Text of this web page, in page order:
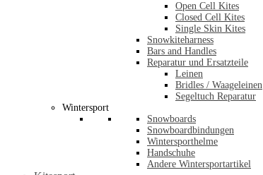
Open Cell Kites
Closed Cell Kites
Single Skin Kites
Snowkiteharness
Bars and Handles
Reparatur und Ersatzteile
Leinen
Bridles / Waageleinen
Segeltuch Reparatur
Wintersport
Snowboards
Snowboardbindungen
Wintersporthelme
Handschuhe
Andere Wintersportartikel